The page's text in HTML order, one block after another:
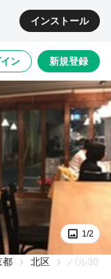
インストール
ン 新規登録
1/2
都 北区 バル30